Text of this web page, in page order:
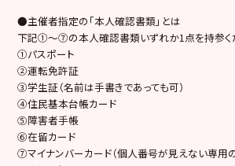
●主催者指定の「本人確認書類」とは
下記①～⑦の本人確認書類いずれか1点を持参く
①パスポート
②運転免許証
③学生証（名前は手書きであっても可）
④住民基本台帳カード
⑤障害者手帳
⑥在留カード
⑦マイナンバーカード（個人番号が見えない専用